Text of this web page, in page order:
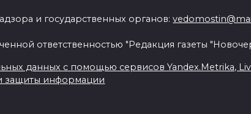
и государственных органов:
ответственностью "Редакция газеты
данных с помощью сервисов Yandex.Metrika,
защиты информации